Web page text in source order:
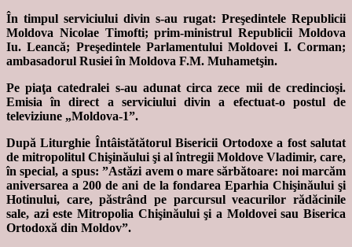
În timpul serviciului divin s-au rugat: Preşedintele Republicii
Moldova Nicolae Timofti; prim-ministrul Republicii Moldova
Iu. Leancă; Preşedintele Parlamentului Moldovei I. Corman;
ambasadorul Rusiei în Moldova F.M. Muhametşin.
Pe piaţa catedralei s-au adunat circa zece mii de credincioşi.
Emisia în direct a serviciului divin a efectuat-o postul de
televiziune „Moldova-1”.
După Liturghie Întâistătătorul Bisericii Ortodoxe a fost salutat
de mitropolitul Chişinăului şi al întregii Moldove Vladimir, care,
în special, a spus: ”Astăzi avem o mare sărbătoare: noi marcăm
aniversarea a 200 de ani de la fondarea Eparhia Chişinăului şi
Hotinului, care, păstrând pe parcursul veacurilor rădăcinile
sale, azi este Mitropolia Chişinăului şi a Moldovei sau Biserica
Ortodoxă din Moldov”.